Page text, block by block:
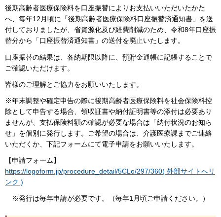
後期高齢者医療保険料を口座振替によりお支払いいただいたかた
へ、毎年12月頃に「後期高齢者医療保険料口座振替済通知書」を送
付しておりましたが、省資源化及び経費削減のため、令和8年口座振
替分から「口座振替済通知書」の送付を廃止いたします。
口座振替の結果は、各納期限以降に、預貯金通帳に記帳することで
ご確認いただけます。
皆様のご理解とご協力をお願いいたします。
※年末調整や確定申告の際に後期高齢者医療保険料を社会保険料控
除として申告する場合、領収証書や納付証明書等の添付は必要あり
ませんが、支払保険料額の確認が必要な場合は「納付状況のお知ら
せ」を個別に発行します。ご希望の場合は、介護医療課までご連絡
いただくか、下記フォームにて電子申請をお願いいたします。
【申請フォーム】
https://logoform.jp/procedure_detail/5CLo/297/360( 外部サイトへリ
ンク )
※発行は毎年申請が必要です。（毎年1月頃ご申請ください。）